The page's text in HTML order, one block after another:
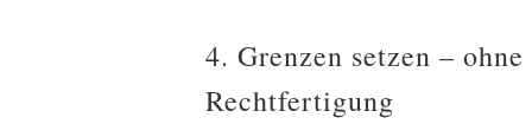
4. Grenzen setzen – ohne
Rechtfertigung